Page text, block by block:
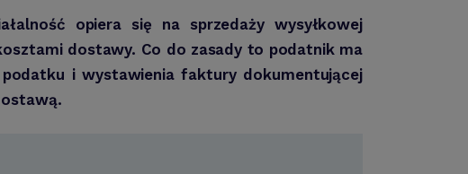
opiera się na sprzedaży wysyłkowej
dostawy. Co do zasady to podatnik ma
i wystawienia faktury dokumentującej